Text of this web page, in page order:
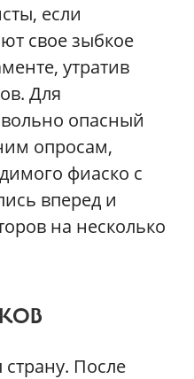
если
свое зыбкое
утратив
Для
опасный
опросам,
фиаско с
вперед и
на несколько
страну. После